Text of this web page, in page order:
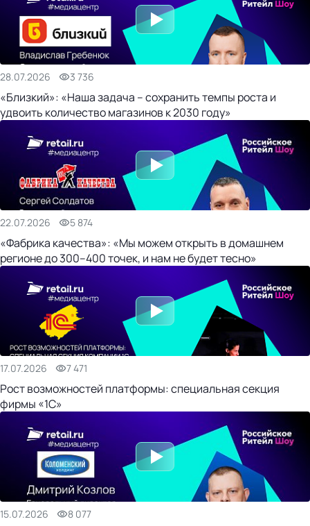
28.07.2026 3 736
«Близкий»: «Наша задача – сохранить темпы роста и
удвоить количество магазинов к 2030 году»
22.07.2026 5 874
«Фабрика качества»: «Мы можем открыть в домашнем
регионе до 300–400 точек, и нам не будет тесно»
17.07.2026 7 471
Рост возможностей платформы: специальная секция
фирмы «1С»
15.07.2026 8 077